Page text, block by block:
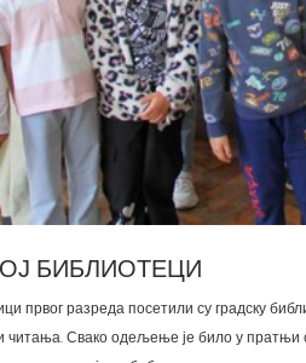
БИБЛИОТЕЦИ
првог разреда посетили су градску
читања. Свако одељење је било у